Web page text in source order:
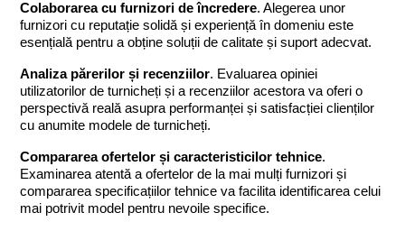
Colaborarea cu furnizori de încredere. Alegerea unor
furnizori cu reputație solidă și experiență în domeniu este
esențială pentru a obține soluții de calitate și suport adecvat.
Analiza părerilor și recenziilor. Evaluarea opiniei
utilizatorilor de turnicheți și a recenziilor acestora va oferi o
perspectivă reală asupra performanței și satisfacției clienților
cu anumite modele de turnicheți.
Compararea ofertelor și caracteristicilor tehnice.
Examinarea atentă a ofertelor de la mai mulți furnizori și
compararea specificațiilor tehnice va facilita identificarea celui
mai potrivit model pentru nevoile specifice.